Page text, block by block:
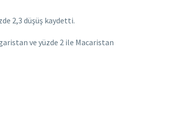
2,3 düşüş kaydetti.
ve yüzde 2 ile Macaristan